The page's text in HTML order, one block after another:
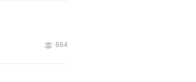
664